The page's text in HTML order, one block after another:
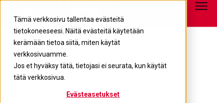
Tämä verkkosivu tallentaa evästeitä
tietokoneeseesi. Näitä evästeitä käytetään
kerämään tietoa siitä, miten käytät
verkkosivuamme.
Jos et hyväksy tätä, tietojasi ei seurata, kun käytät
tätä verkkosivua.
Evästeasetukset
05 680 7700